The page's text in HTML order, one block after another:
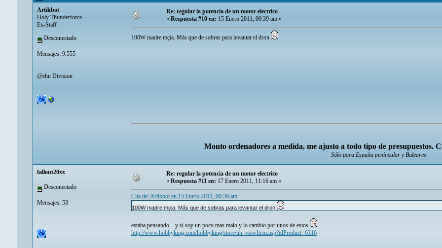
Artikbot
Holy Thunderforce
Ex-Staff
Desconectado
Mensajes: 9.555
@ehn Division
Re: regular la potencia de un motor electrico
«Respuesta #10 en:15 Enero 2011, 00:39 am »
100W madre mçia. Más que de sobras para levantar el dron
Monto ordenadores a medida, me ajusto a todo tipo de presupuestos.
Sólo para España peninsular y Baleares
fallout20xx
Desconectado
Mensajes: 53
Re: regular la potencia de un motor electrico
« Respuesta #11 en: 17 Enero 2011, 11:16 am »
Cita de: Artikbot en 15 Enero 2011, 00:39 am
100W madre mçia. Más que de sobras para levantar el dron
estaba pensando... y si soy un poco mas malo y lo cambio por unos de estos
http://www.hobbyking.com/hobbyking/store/uh_viewItem.asp?idProduct=6316